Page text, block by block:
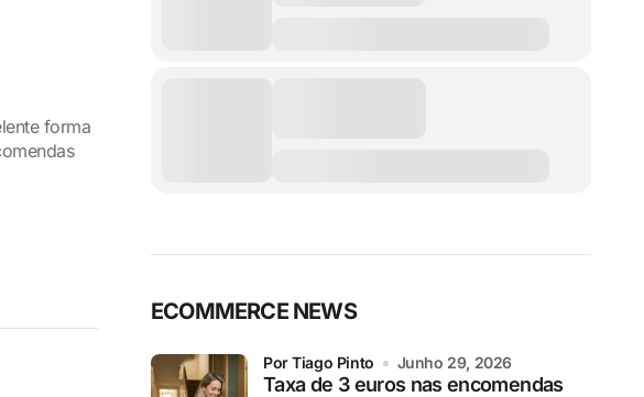
forma
ECOMMERCE NEWS
Taxa de 3 euros nas encomendas
por Tiago Pinto Junho 29, 2026